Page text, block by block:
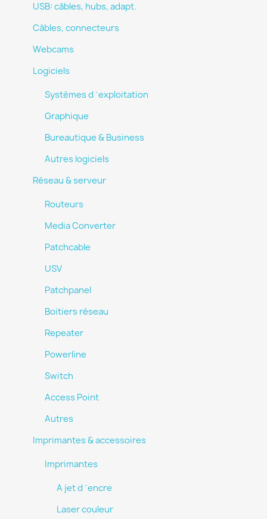
USB: câbles, hubs, adapt.
Câbles, connecteurs
Webcams
Logiciels
Systèmes d ´exploitation
Graphique
Bureautique & Business
Autres logiciels
Réseau & serveur
Routeurs
Media Converter
Patchcable
USV
Patchpanel
Boitiers réseau
Repeater
Powerline
Switch
Access Point
Autres
Imprimantes & accessoires
Imprimantes
A jet d ´encre
Laser couleur